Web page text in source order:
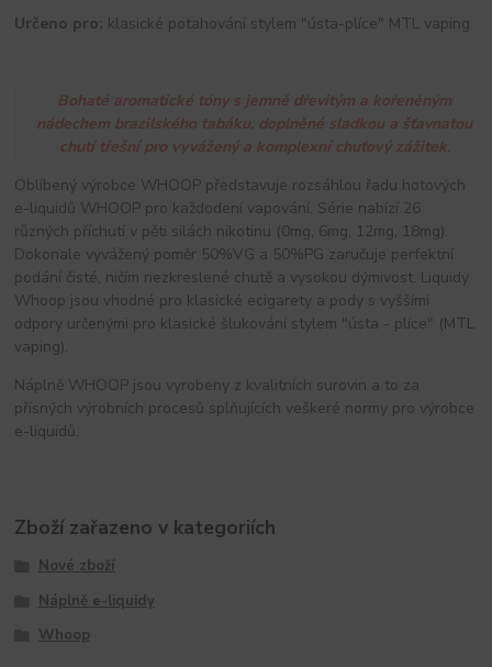
Určeno pro: klasické potahování stylem "ústa-plíce" MTL vaping
Bohaté aromatické tóny s jemně dřevitým a kořeněným
nádechem brazilského tabáku, doplněné sladkou a šťavnatou
chutí třešní pro vyvážený a komplexní chuťový zážitek.
Oblíbený výrobce WHOOP představuje rozsáhlou řadu hotových
e-liquidů WHOOP pro každodení vapování. Série nabízí 26
různých příchutí v pěti silách nikotinu (0mg, 6mg, 12mg, 18mg).
Dokonale vyvážený poměr 50%VG a 50%PG zaručuje perfektní
podání čisté, ničím nezkreslené chutě a vysokou dýmivost. Liquidy
Whoop jsou vhodné pro klasické ecigarety a pody s vyššími
odpory určenými pro klasické šlukování stylem "ústa - plíce" (MTL
vaping).
Náplně WHOOP jsou vyrobeny z kvalitních surovin a to za
přísných výrobních procesů splňujících veškeré normy pro výrobce
e-liquidů.
Zboží zařazeno v kategoriích
Nové zboží
Náplně e-liquidy
Whoop